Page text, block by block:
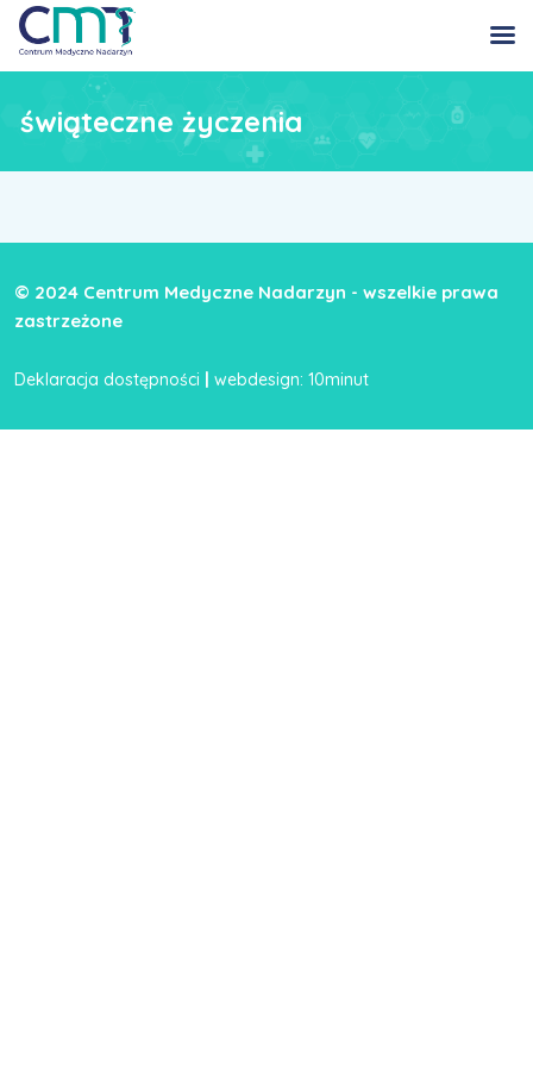
świąteczne życzenia
© 2024 Centrum Medyczne Nadarzyn - wszelkie prawa
zastrzeżone
Deklaracja dostępności | webdesign: 10minut